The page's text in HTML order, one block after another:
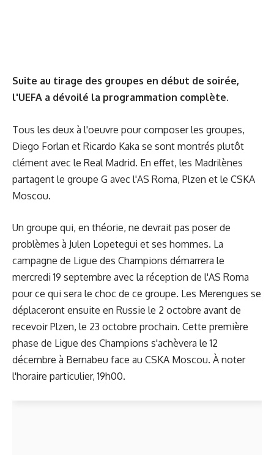
Suite au tirage des groupes en début de soirée,
l'UEFA a dévoilé la programmation complète.
Tous les deux à l'oeuvre pour composer les groupes,
Diego Forlan et Ricardo Kaka se sont montrés plutôt
clément avec le Real Madrid. En effet, les Madrilènes
partagent le groupe G avec l'AS Roma, Plzen et le CSKA
Moscou.
Un groupe qui, en théorie, ne devrait pas poser de
problèmes à Julen Lopetegui et ses hommes. La
campagne de Ligue des Champions démarrera le
mercredi 19 septembre avec la réception de l'AS Roma
pour ce qui sera le choc de ce groupe. Les Merengues se
déplaceront ensuite en Russie le 2 octobre avant de
recevoir Plzen, le 23 octobre prochain. Cette première
phase de Ligue des Champions s'achèvera le 12
décembre à Bernabeu face au CSKA Moscou. À noter
l'horaire particulier, 19h00.